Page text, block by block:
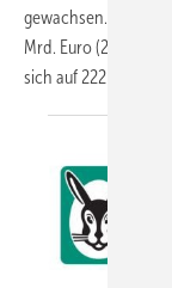
gewachsen. Die
Mrd. Euro (2012:
sich auf 222 Mio.